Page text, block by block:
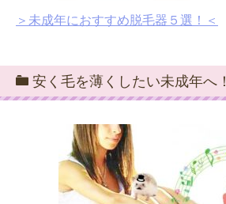
＞未成年におすすめ脱毛器５選！＜
安く毛を薄くしたい未成年へ！